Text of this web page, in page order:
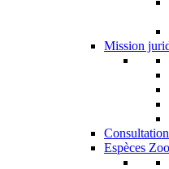
Mission
Espèces